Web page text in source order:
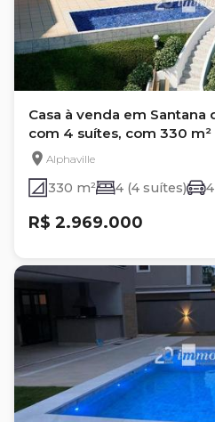
Casa à venda em Santana
com 4 suítes, com 330 m²
Alphaville
330 m² 4 (4 suítes) 4
R$ 2.969.000